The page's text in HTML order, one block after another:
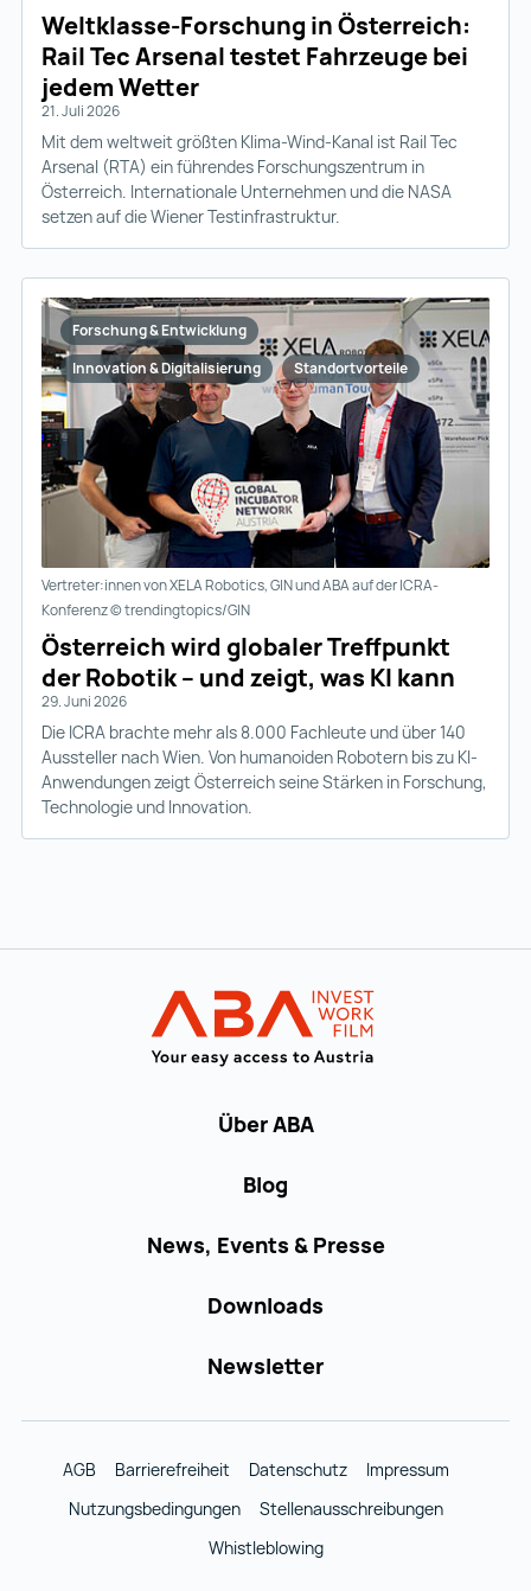
Weltklasse-Forschung in Österreich:
Rail Tec Arsenal testet Fahrzeuge bei
jedem Wetter
21. Juli 2026
Mit dem weltweit größten Klima-Wind-Kanal ist Rail Tec
Arsenal (RTA) ein führendes Forschungszentrum in
Österreich. Internationale Unternehmen und die NASA
setzen auf die Wiener Testinfrastruktur.
Forschung & Entwicklung
Innovation & Digitalisierung
Standortvorteile
Vertreter:innen von XELA Robotics, GIN und ABA auf der ICRA-
Konferenz © trendingtopics/GIN
Österreich wird globaler Treffpunkt
der Robotik – und zeigt, was KI kann
29. Juni 2026
Die ICRA brachte mehr als 8.000 Fachleute und über 140
Aussteller nach Wien. Von humanoiden Robotern bis zu KI-
Anwendungen zeigt Österreich seine Stärken in Forschung,
Technologie und Innovation.
Über ABA
Blog
News, Events & Presse
Downloads
Newsletter
AGB Barrierefreiheit Datenschutz
Impressum
Nutzungsbedingungen
Stellenausschreibungen
Whistleblowing